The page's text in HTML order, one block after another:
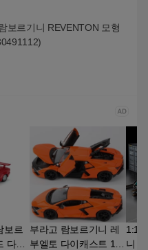
보르기니 REVENTON 모형
보르
다이
부라고 람보르기니 레
부엘토 다이캐스트 1:2
1:14
니